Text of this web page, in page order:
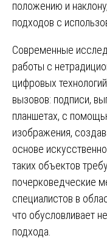
положению и
подходов с
Современные
работы с
цифровых
вызовов: подписи,
планшетах, с
изображения,
основе
таких объектов
почерковедческие
специалистов в
что обусловливает
подхода.